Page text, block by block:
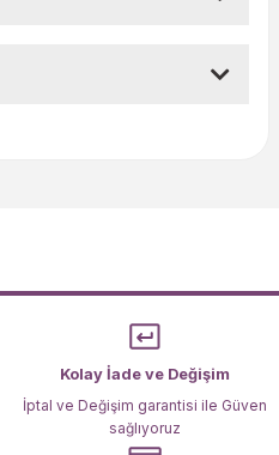
bulunuyor.
pahalı.
olmalı.
Kolay İade ve Değişim
İptal ve Değişim garantisi ile Güven
sağlıyoruz